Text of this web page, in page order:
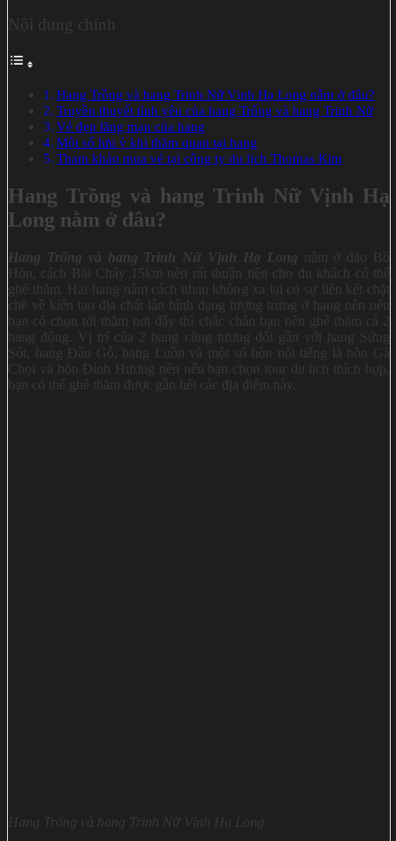
Nội dung chính
Hang Trồng và hang Trinh Nữ Vịnh Hạ Long nằm ở đâu?
Truyền thuyết tình yêu của hang Trống và hang Trinh Nữ
Vẻ đẹp lãng mạn của hang
Một số lưu ý khi thăm quan tại hang
Tham khảo mua vé tại công ty du lịch Thomas Kim
Hang Trồng và hang Trinh Nữ Vịnh Hạ
Long nằm ở đâu?
Hang Trống và hang Trinh Nữ Vịnh Hạ Long nằm ở đảo Bồ
Hòn, cách Bãi Cháy 15km nên rất thuận tiện cho du khách có thể
ghé thăm. Hai hang nằm cách nhau không xa lại có sự liên kết chặt
chẽ về kiến tạo địa chất lẫn hình dạng tượng trưng ở hang nên nếu
bạn có chọn tới thăm nơi đây thì chắc chắn bạn nên ghé thăm cả 2
hang động. Vị trí của 2 hang cũng tương đối gần với hang Sửng
Sốt, hang Đầu Gỗ, hang Luồn và một số hòn nổi tiếng là hòn Gà
Chọi và hòn Đỉnh Hương nên nếu bạn chọn tour du lịch thích hợp,
bạn có thể ghé thăm được gần hết các địa điểm này.
Hang Trống và hang Trinh Nữ Vịnh Hạ Long